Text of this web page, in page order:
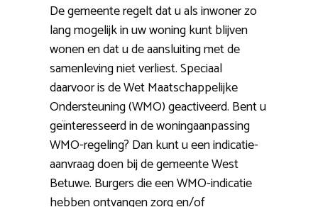
De gemeente regelt dat u als inwoner zo
lang mogelijk in uw woning kunt blijven
wonen en dat u de aansluiting met de
samenleving niet verliest. Speciaal
daarvoor is de Wet Maatschappelijke
Ondersteuning (WMO) geactiveerd. Bent u
geïnteresseerd in de woningaanpassing
WMO-regeling? Dan kunt u een indicatie-
aanvraag doen bij de gemeente West
Betuwe. Burgers die een WMO-indicatie